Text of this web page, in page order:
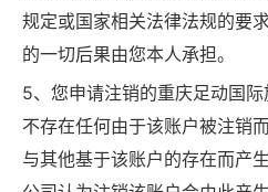
规定或国家相关法律法规的要
的一切后果由您本人承担。
5、您申请注销的重庆足动国
不存在任何由于该账户被注销
与其他基于该账户的存在而产